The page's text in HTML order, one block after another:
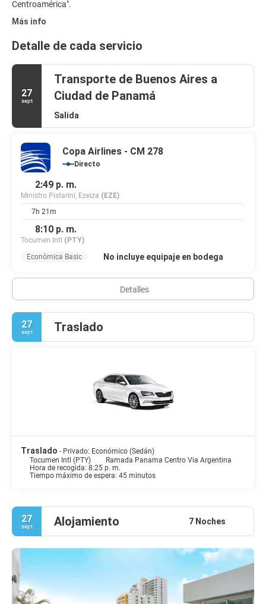
Más info
Detalle de cada servicio
27
sept
Transporte de Buenos Aires a
Ciudad de Panamá
Salida
Copa Airlines - CM 278
Directo
2:49 p. m.
Ministro Pistarini, Ezeiza (EZE)
7h 21m
8:10 p. m.
Tocumen Intl (PTY)
Económica Basic
No incluye equipaje en bodega
Detalles
27
sept Traslado
Traslado - Privado: Económico (Sedán)
Tocumen Intl (PTY)
Ramada Panama Centro Via Argentina
Hora de recogida: 8:25 p. m.
Tiempo máximo de espera: 45 minutos
27
sept Alojamiento 7 Noches